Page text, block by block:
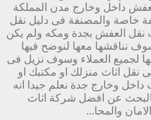
داخل وخارج مدن المملكة
خاصة والمصنفة فى دليل نقل
العفش بجدة ومكه ولم يكن
نناقشها معها لنوضح فيها
لجميع العملاء وسوف نزيل فى
اثاث منزلك او مكتبك او
وخارج جدة نعلم جيدا انه
بالبحث عن افضل شركة اثاث
والمحا...